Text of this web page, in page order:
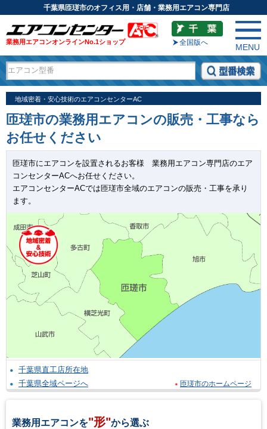
千葉県匝瑳市のオフィス用・店舗・業務用エアコン専門店
業務用エアコンオンラインNo.1ショップ 全国版へ
MENU
地域密着・安心技術のエアコンセンターAC
匝瑳市の業務用エアコンの販売・工事なら
お任せください
匝瑳市にエアコンを設置されるお客様 業務用エアコン専門店のエア
コンセンターACへお任せください。
エアコンセンターACでは匝瑳市全域のエアコンの販売・工事を承り
ます。
千葉県直工店所在地
千葉県全域ページへ
匝瑳市のホームページ
業務用エアコンを"形"から選ぶ